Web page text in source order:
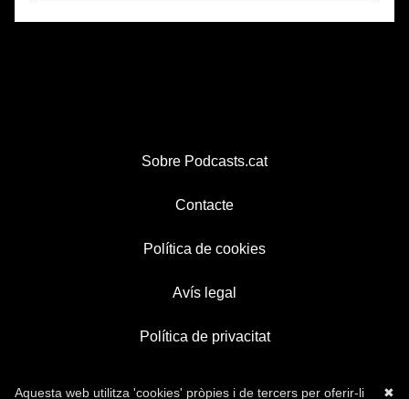
Sobre Podcasts.cat
Contacte
Política de cookies
Avís legal
Política de privacitat
✖
Aquesta web utilitza 'cookies' pròpies i de tercers per oferir-li